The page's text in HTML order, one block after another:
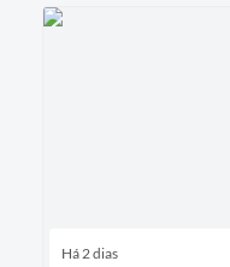
Há 2 dias